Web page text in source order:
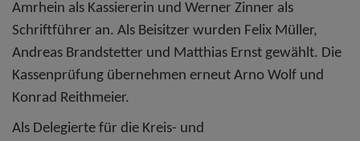
Amrhein als Kassiererin und Werner Zinner als
Schriftführer an. Als Beisitzer wurden Felix Müller,
Andreas Brandstetter und Matthias Ernst gewählt. Die
Kassenprüfung übernehmen erneut Arno Wolf und
Konrad Reithmeier.
Als Delegierte für die Kreis- und